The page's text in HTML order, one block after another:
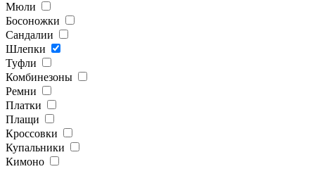
Мюли
Босоножки
Сандалии
Шлепки
Туфли
Комбинезоны
Ремни
Платки
Плащи
Кроссовки
Купальники
Кимоно